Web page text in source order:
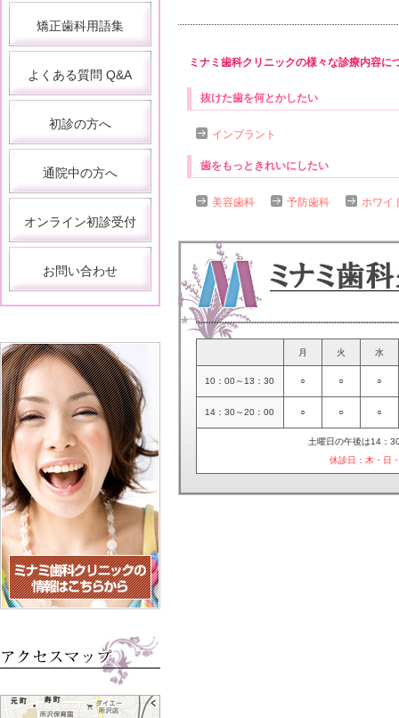
矯正歯科用語集
よくある質問 Q&A
初診の方へ
通院中の方へ
オンライン初診受付
お問い合わせ
ミナミ歯科クリニックの様々な診療内容に
抜けた歯を何とかしたい
インプラント
歯をもっときれいにしたい
美容歯科 予防歯科 ホワイ
月 火 水
10：00～13：30 ○ ○ ○
14：30～20：00 ○ ○ ○
土曜日の午後は14：
休診日：木・日